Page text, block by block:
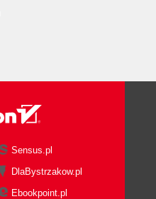
Sensus.pl
DlaBystrzakow.pl
Ebookpoint.pl